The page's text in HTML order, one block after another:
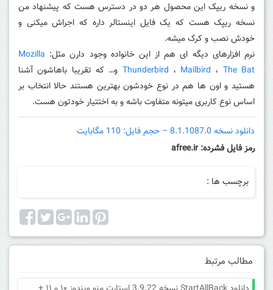
و نسخه ریپک این محصول هر دو در دسترس هست که پیشنهاد من
نسخه ریپک هست که یک فایل اینستالر داره که اجراش میکنی و
خودش نصب و کرک میشه.
نرم افزارهای دیگه ای هم از این خانواده وجود دارن مثل: Mozilla
Thunderbird ، Mailbird ، The Bat
و… که تقریبا باهاشون آشنا
هستید و اون ها هم در نوع خودشون بهترین هستند حالا انتخاب بر
اساس نوع کاربری میتونه متفاوت باشه و به اختتیار خودتون هست.
دانلود نسخه 8.1.1087.0 – حجم فایل: 110 مگابایت
رمز فایل فشرده: afree.ir
برچسب ها :
مطالب مرتبط